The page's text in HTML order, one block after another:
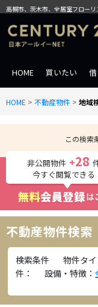
高槻市、茨木市、全居室フローリ
HOME 買いたい
HOME > 不動産物件 > 地域
この検索
非公開物件 +28
今すぐ閲覧できる
不動産物件検索
検索条件 物件タ
件：
設備・特徴：